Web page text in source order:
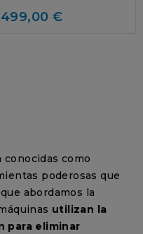
499,00 €
conocidas como
poderosas que
abordamos la
utilizan la
para eliminar